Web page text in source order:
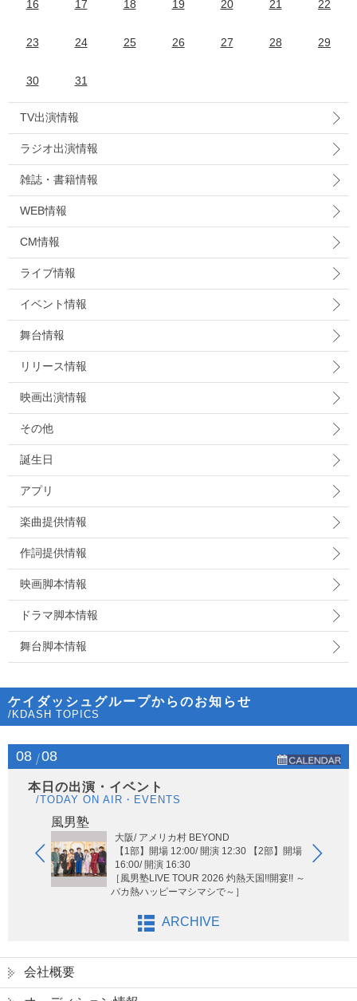
16 17 18 19 20 21 22
23 24 25 26 27 28 29
30 31
TV出演情報
ラジオ出演情報
雑誌・書籍情報
WEB情報
CM情報
ライブ情報
イベント情報
舞台情報
リリース情報
映画出演情報
その他
誕生日
アプリ
楽曲提供情報
作詞提供情報
映画脚本情報
ドラマ脚本情報
舞台脚本情報
ケイダッシュグループからのお知らせ
/KDASH TOPICS
08 08
本日の出演・イベント
/TODAY ON AIR・EVENTS
風男塾
大阪/ アメリカ村 BEYOND
【1部】開場 12:00/ 開演 12:30 【2部】開場
16:00/ 開演 16:30
［風男塾LIVE TOUR 2026 灼熱天国!!開宴!! ～
バカ熱ハッピーマシマシで～］
ARCHIVE
会社概要